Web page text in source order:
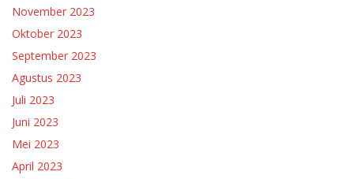
November 2023
Oktober 2023
September 2023
Agustus 2023
Juli 2023
Juni 2023
Mei 2023
April 2023